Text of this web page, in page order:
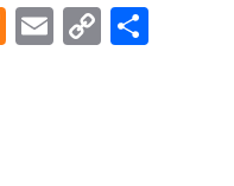
Meneame
Email
Copy